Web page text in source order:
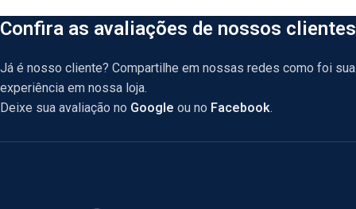
Confira as avaliações de nossos clientes
Já é nosso cliente? Compartilhe em nossas redes como foi sua
experiência em nossa loja.
Deixe sua avaliação no Google ou no Facebook.